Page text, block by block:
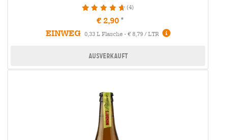
95% (4)
€ 2,90
EINWEG
0,33 L Flasche - € 8,79 / LTR
Ausverkauft